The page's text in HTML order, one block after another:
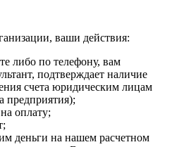
ваши действия:
либо по телефону, вам
подтверждает наличие
счета юридическим лицам
предприятия);
оплату;
деньги на нашем расчетном